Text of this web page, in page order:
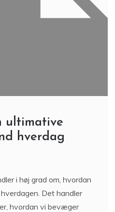
ultimative
hverdag
i høj grad om, hvordan
Det handler
hvordan vi bevæger